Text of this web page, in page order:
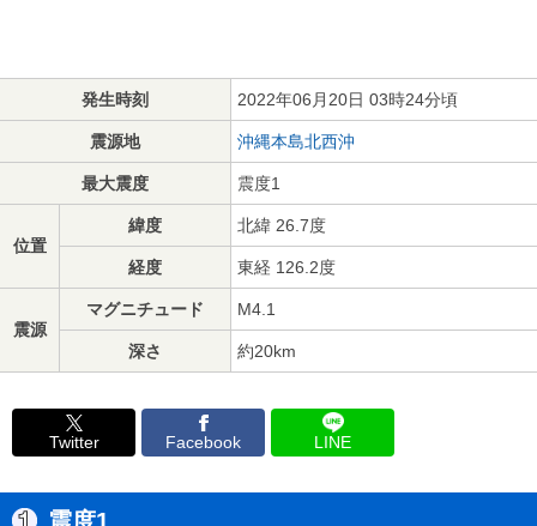
発生時刻 2022年06月20日 03時24分頃
震源地 沖縄本島北西沖
最大震度 震度1
位置
緯度 北緯 26.7度
経度 東経 126.2度
震源
マグニチュード M4.1
深さ 約20km
Twitter Facebook LINE